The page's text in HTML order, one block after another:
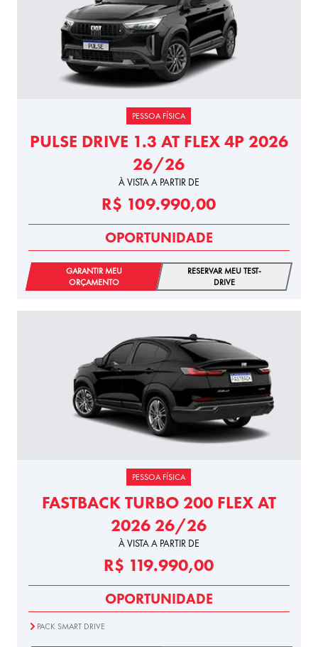
PESSOA FÍSICA
PULSE DRIVE 1.3 AT FLEX 4P 2026
26/26
À VISTA A PARTIR DE
R$ 109.990,00
OPORTUNIDADE
GARANTIR MEU
ORÇAMENTO
RESERVAR MEU TEST-
DRIVE
PESSOA FÍSICA
FASTBACK TURBO 200 FLEX AT
2026 26/26
À VISTA A PARTIR DE
R$ 119.990,00
OPORTUNIDADE
PACK SMART DRIVE